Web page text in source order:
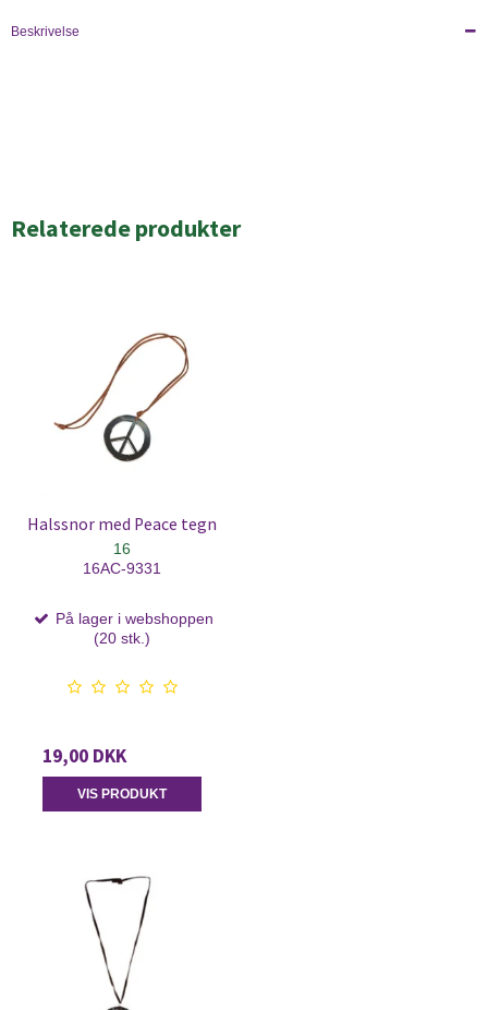
Beskrivelse
Relaterede produkter
Halssnor med Peace tegn
16
16AC-9331
På lager i webshoppen
(20 stk.)
19,00 DKK
VIS PRODUKT